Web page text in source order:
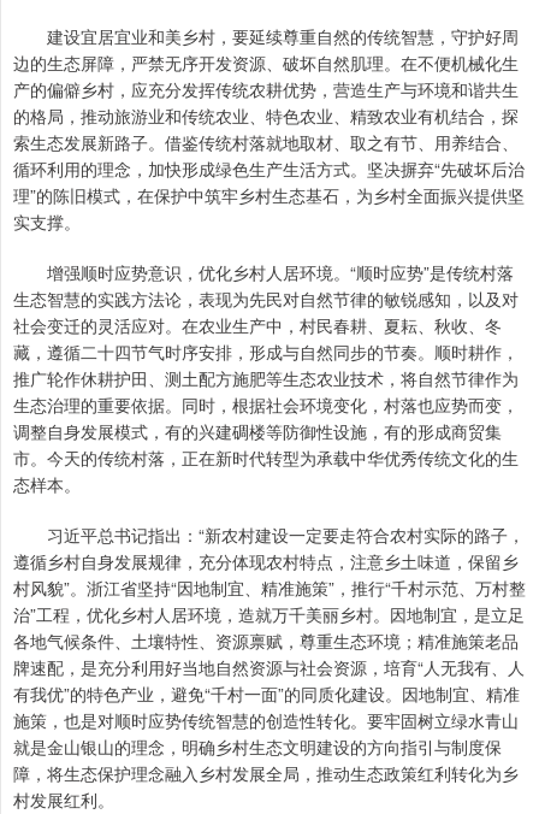
建设宜居宜业和美乡村，要延续尊重自然的传统智慧，守护好周
边的生态屏障，严禁无序开发资源、破坏自然肌理。在不便机械化生
产的偏僻乡村，应充分发挥传统农耕优势，营造生产与环境和谐共生
的格局，推动旅游业和传统农业、特色农业、精致农业有机结合，探
索生态发展新路子。借鉴传统村落就地取材、取之有节、用养结合、
循环利用的理念，加快形成绿色生产生活方式。坚决摒弃“先破坏后治
理”的陈旧模式，在保护中筑牢乡村生态基石，为乡村全面振兴提供坚
实支撑。
增强顺时应势意识，优化乡村人居环境。“顺时应势”是传统村落
生态智慧的实践方法论，表现为先民对自然节律的敏锐感知，以及对
社会变迁的灵活应对。在农业生产中，村民春耕、夏耘、秋收、冬
藏，遵循二十四节气时序安排，形成与自然同步的节奏。顺时耕作，
推广轮作休耕护田、测土配方施肥等生态农业技术，将自然节律作为
生态治理的重要依据。同时，根据社会环境变化，村落也应势而变，
调整自身发展模式，有的兴建碉楼等防御性设施，有的形成商贸集
市。今天的传统村落，正在新时代转型为承载中华优秀传统文化的生
态样本。
习近平总书记指出：“新农村建设一定要走符合农村实际的路子，
遵循乡村自身发展规律，充分体现农村特点，注意乡土味道，保留乡
村风貌”。浙江省坚持“因地制宜、精准施策”，推行“千村示范、万村整
治”工程，优化乡村人居环境，造就万千美丽乡村。因地制宜，是立足
各地气候条件、土壤特性、资源禀赋，尊重生态环境；精准施策老品
牌速配，是充分利用好当地自然资源与社会资源，培育“人无我有、人
有我优”的特色产业，避免“千村一面”的同质化建设。因地制宜、精准
施策，也是对顺时应势传统智慧的创造性转化。要牢固树立绿水青山
就是金山银山的理念，明确乡村生态文明建设的方向指引与制度保
障，将生态保护理念融入乡村发展全局，推动生态政策红利转化为乡
村发展红利。